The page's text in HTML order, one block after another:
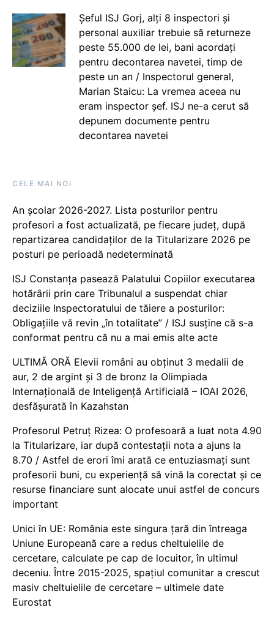
Șeful ISJ Gorj, alți 8 inspectori și
personal auxiliar trebuie să returneze
peste 55.000 de lei, bani acordați
pentru decontarea navetei, timp de
peste un an / Inspectorul general,
Marian Staicu: La vremea aceea nu
eram inspector șef. ISJ ne-a cerut să
depunem documente pentru
decontarea navetei
CELE MAI NOI
An școlar 2026-2027. Lista posturilor pentru
profesori a fost actualizată, pe fiecare județ, după
repartizarea candidaților de la Titularizare 2026 pe
posturi pe perioadă nedeterminată
ISJ Constanța pasează Palatului Copiilor executarea
hotărârii prin care Tribunalul a suspendat chiar
deciziile Inspectoratului de tăiere a posturilor:
Obligațiile vă revin „în totalitate” / ISJ susține că s-a
conformat pentru că nu a mai emis alte acte
ULTIMĂ ORĂ Elevii români au obținut 3 medalii de
aur, 2 de argint și 3 de bronz la Olimpiada
Internațională de Inteligență Artificială – IOAI 2026,
desfășurată în Kazahstan
Profesorul Petruț Rizea: O profesoară a luat nota 4.90
la Titularizare, iar după contestații nota a ajuns la
8.70 / Astfel de erori îmi arată ce entuziasmați sunt
profesorii buni, cu experiență să vină la corectat și ce
resurse financiare sunt alocate unui astfel de concurs
important
Unici în UE: România este singura țară din întreaga
Uniune Europeană care a redus cheltuielile de
cercetare, calculate pe cap de locuitor, în ultimul
deceniu. Între 2015-2025, spațiul comunitar a crescut
masiv cheltuielile de cercetare – ultimele date
Eurostat